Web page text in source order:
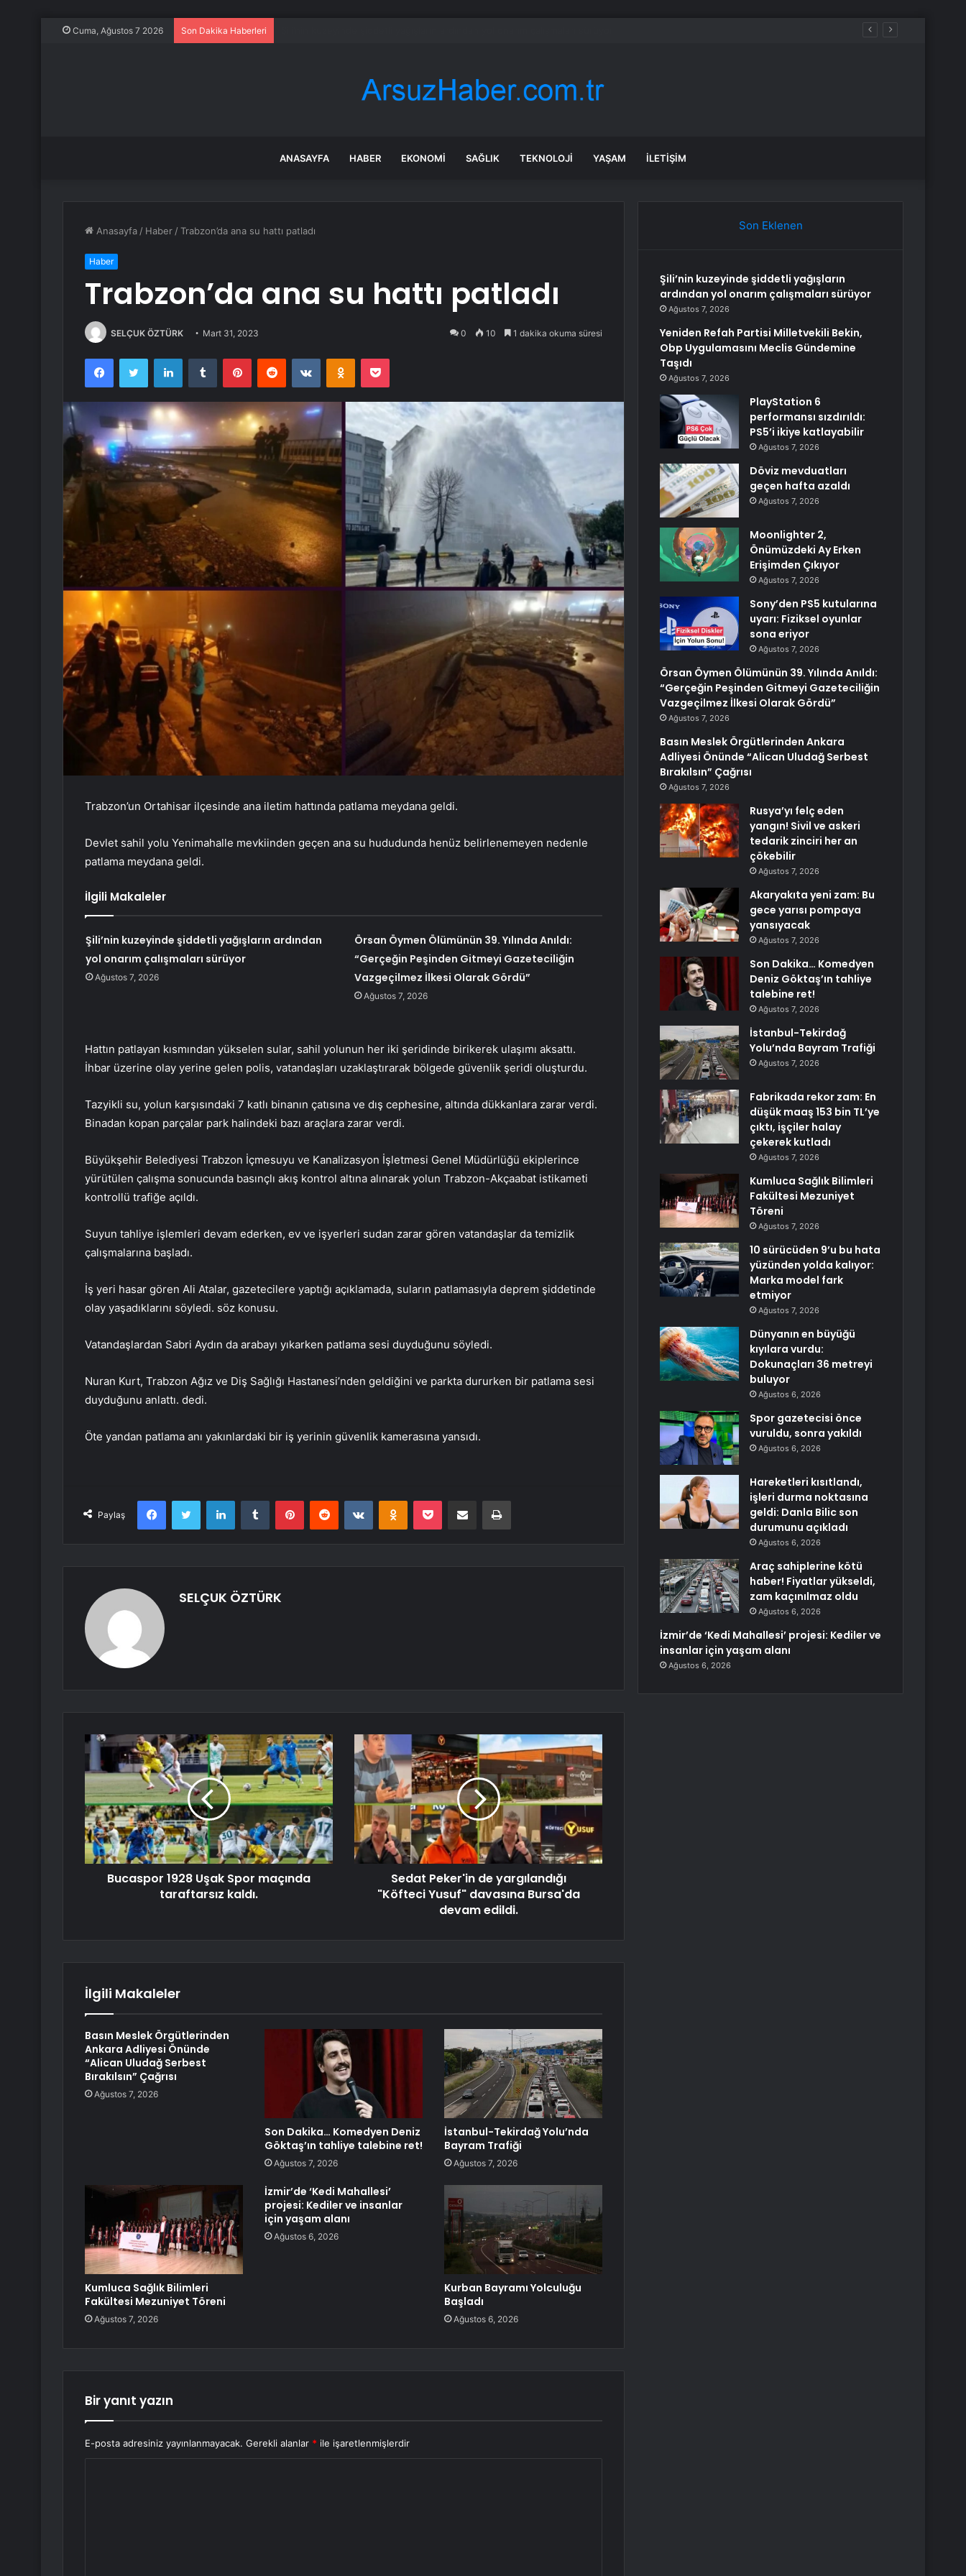
Cuma, Ağustos 7 2026 Son Dakika Haberleri
ANASAYFA HABER EKONOMI SAĞLIK TEKNOLOJI YAŞAM İLETIŞIM
Anasayfa / Haber /Trabzon’da ana su hattı patladı
Haber
Trabzon’da ana su hattı patladı
SELÇUK ÖZTÜRK Mart 31, 2023 0 10 1 dakika okuma süresi
FacebookTwitter LinkedInTumblr PinterestReddit VKontakteOdnoklassniki
Pocket
Trabzon’un Ortahisar ilçesinde ana iletim hattında patlama meydana geldi.
Devlet sahil yolu Yenimahalle mevkiinden geçen ana su hududunda henüz belirlenemeyen nedenle
patlama meydana geldi.
İlgili Makaleler
Şili’nin kuzeyinde şiddetli yağışların ardından
yol onarım çalışmaları sürüyor
Ağustos 7, 2026
Örsan Öymen Ölümünün 39. Yılında Anıldı:
“Gerçeğin Peşinden Gitmeyi Gazeteciliğin
Vazgeçilmez İlkesi Olarak Gördü”
Ağustos 7, 2026
Hattın patlayan kısmından yükselen sular, sahil yolunun her iki şeridinde birikerek ulaşımı aksattı.
İhbar üzerine olay yerine gelen polis, vatandaşları uzaklaştırarak bölgede güvenlik şeridi oluşturdu.
Tazyikli su, yolun karşısındaki 7 katlı binanın çatısına ve dış cephesine, altında dükkanlara zarar verdi.
Binadan kopan parçalar park halindeki bazı araçlara zarar verdi.
Büyükşehir Belediyesi Trabzon İçmesuyu ve Kanalizasyon İşletmesi Genel Müdürlüğü ekiplerince
yürütülen çalışma sonucunda basınçlı akış kontrol altına alınarak yolun Trabzon-Akçaabat istikameti
kontrollü trafiğe açıldı.
Suyun tahliye işlemleri devam ederken, ev ve işyerleri sudan zarar gören vatandaşlar da temizlik
çalışmalarına başladı.
İş yeri hasar gören Ali Atalar, gazetecilere yaptığı açıklamada, suların patlamasıyla deprem şiddetinde
olay yaşadıklarını söyledi. söz konusu.
Vatandaşlardan Sabri Aydın da arabayı yıkarken patlama sesi duyduğunu söyledi.
Nuran Kurt, Trabzon Ağız ve Diş Sağlığı Hastanesi’nden geldiğini ve parkta dururken bir patlama sesi
duyduğunu anlattı. dedi.
Öte yandan patlama anı yakınlardaki bir iş yerinin güvenlik kamerasına yansıdı.
Paylaş
FacebookTwitter LinkedInTumblr PinterestReddit VKontakteOdnoklassniki
Pocket E-Posta ile paylaş Yazdır
SELÇUK ÖZTÜRK
Bucaspor 1928 Uşak Spor maçında
taraftarsız kaldı.
Sedat Peker'in de yargılandığı
"Köfteci Yusuf" davasına Bursa'da
devam edildi.
İlgili Makaleler
Basın Meslek Örgütlerinden
Ankara Adliyesi Önünde
“Alican Uludağ Serbest
Bırakılsın” Çağrısı
Ağustos 7, 2026
Son Dakika… Komedyen Deniz
Göktaş’ın tahliye talebine ret!
Ağustos 7, 2026
İstanbul-Tekirdağ Yolu’nda
Bayram Trafiği
Ağustos 7, 2026
Kumluca Sağlık Bilimleri
Fakültesi Mezuniyet Töreni
Ağustos 7, 2026
İzmir’de ‘Kedi Mahallesi’
projesi: Kediler ve insanlar
için yaşam alanı
Ağustos 6, 2026
Kurban Bayramı Yolculuğu
Başladı
Ağustos 6, 2026
Bir yanıt yazın
E-posta adresiniz yayınlanmayacak. Gerekli alanlar * ile işaretlenmişlerdir
Son Eklenen
Şili’nin kuzeyinde şiddetli yağışların
ardından yol onarım çalışmaları sürüyor
Ağustos 7, 2026
Yeniden Refah Partisi Milletvekili Bekin,
Obp Uygulamasını Meclis Gündemine
Taşıdı
Ağustos 7, 2026
PlayStation 6
performansı sızdırıldı:
PS5’i ikiye katlayabilir
Ağustos 7, 2026
Döviz mevduatları
geçen hafta azaldı
Ağustos 7, 2026
Moonlighter 2,
Önümüzdeki Ay Erken
Erişimden Çıkıyor
Ağustos 7, 2026
Sony’den PS5 kutularına
uyarı: Fiziksel oyunlar
sona eriyor
Ağustos 7, 2026
Örsan Öymen Ölümünün 39. Yılında Anıldı:
“Gerçeğin Peşinden Gitmeyi Gazeteciliğin
Vazgeçilmez İlkesi Olarak Gördü”
Ağustos 7, 2026
Basın Meslek Örgütlerinden Ankara
Adliyesi Önünde “Alican Uludağ Serbest
Bırakılsın” Çağrısı
Ağustos 7, 2026
Rusya’yı felç eden
yangın! Sivil ve askeri
tedarik zinciri her an
çökebilir
Ağustos 7, 2026
Akaryakıta yeni zam: Bu
gece yarısı pompaya
yansıyacak
Ağustos 7, 2026
Son Dakika… Komedyen
Deniz Göktaş’ın tahliye
talebine ret!
Ağustos 7, 2026
İstanbul-Tekirdağ
Yolu’nda Bayram Trafiği
Ağustos 7, 2026
Fabrikada rekor zam: En
düşük maaş 153 bin TL’ye
çıktı, işçiler halay
çekerek kutladı
Ağustos 7, 2026
Kumluca Sağlık Bilimleri
Fakültesi Mezuniyet
Töreni
Ağustos 7, 2026
10 sürücüden 9’u bu hata
yüzünden yolda kalıyor:
Marka model fark
etmiyor
Ağustos 7, 2026
Dünyanın en büyüğü
kıyılara vurdu:
Dokunaçları 36 metreyi
buluyor
Ağustos 6, 2026
Spor gazetecisi önce
vuruldu, sonra yakıldı
Ağustos 6, 2026
Hareketleri kısıtlandı,
işleri durma noktasına
geldi: Danla Bilic son
durumunu açıkladı
Ağustos 6, 2026
Araç sahiplerine kötü
haber! Fiyatlar yükseldi,
zam kaçınılmaz oldu
Ağustos 6, 2026
İzmir’de ‘Kedi Mahallesi’ projesi: Kediler ve
insanlar için yaşam alanı
Ağustos 6, 2026